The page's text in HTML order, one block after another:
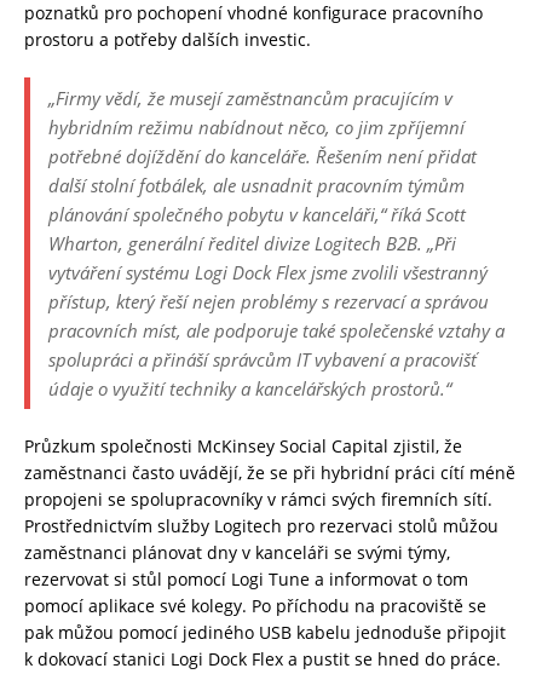
poznatků pro pochopení vhodné konfigurace pracovního
prostoru a potřeby dalších investic.
„Firmy vědí, že musejí zaměstnancům pracujícím v
hybridním režimu nabídnout něco, co jim zpříjemní
potřebné dojíždění do kanceláře. Řešením není přidat
další stolní fotbálek, ale usnadnit pracovním týmům
plánování společného pobytu v kanceláři,“ říká Scott
Wharton, generální ředitel divize Logitech B2B. „Při
vytváření systému Logi Dock Flex jsme zvolili všestranný
přístup, který řeší nejen problémy s rezervací a správou
pracovních míst, ale podporuje také společenské vztahy a
spolupráci a přináší správcům IT vybavení a pracovišť
údaje o využití techniky a kancelářských prostorů.“
Průzkum společnosti McKinsey Social Capital zjistil, že
zaměstnanci často uvádějí, že se při hybridní práci cítí méně
propojeni se spolupracovníky v rámci svých firemních sítí.
Prostřednictvím služby Logitech pro rezervaci stolů můžou
zaměstnanci plánovat dny v kanceláři se svými týmy,
rezervovat si stůl pomocí Logi Tune a informovat o tom
pomocí aplikace své kolegy. Po příchodu na pracoviště se
pak můžou pomocí jediného USB kabelu jednoduše připojit
k dokovací stanici Logi Dock Flex a pustit se hned do práce.